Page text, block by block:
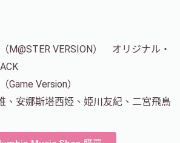
M@STER VERSION） オリジナル・
Game Version）
、安娜斯塔西婭、姫川友紀、二宮飛鳥